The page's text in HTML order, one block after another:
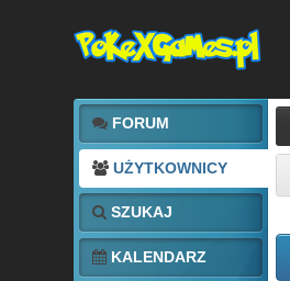
FORUM
UŻYTKOWNICY
SZUKAJ
KALENDARZ